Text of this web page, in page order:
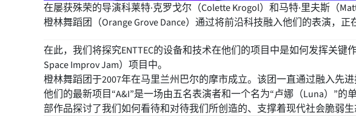
在屡获殊荣的导演科莱特·克罗戈尔（Colette Krogol）和马特·里夫斯（
橙林舞蹈团（Orange Grove Dance）通过将前沿科技融入他们的表演，正
在此，我们将探究ENTTEC的设备和技术在他们的项目中是如何发挥关
Space Improv Jam）项目中。
橙林舞蹈团于2007年在马里兰州巴尔的摩市成立。该团一直通过融入先
他们的最新项目“A&I”是一场由五名表演者和一个名为“卢娜（Luna）”
部作品探讨了我们如何看待和对待我们所创造的、支撑着现代社会脆弱生